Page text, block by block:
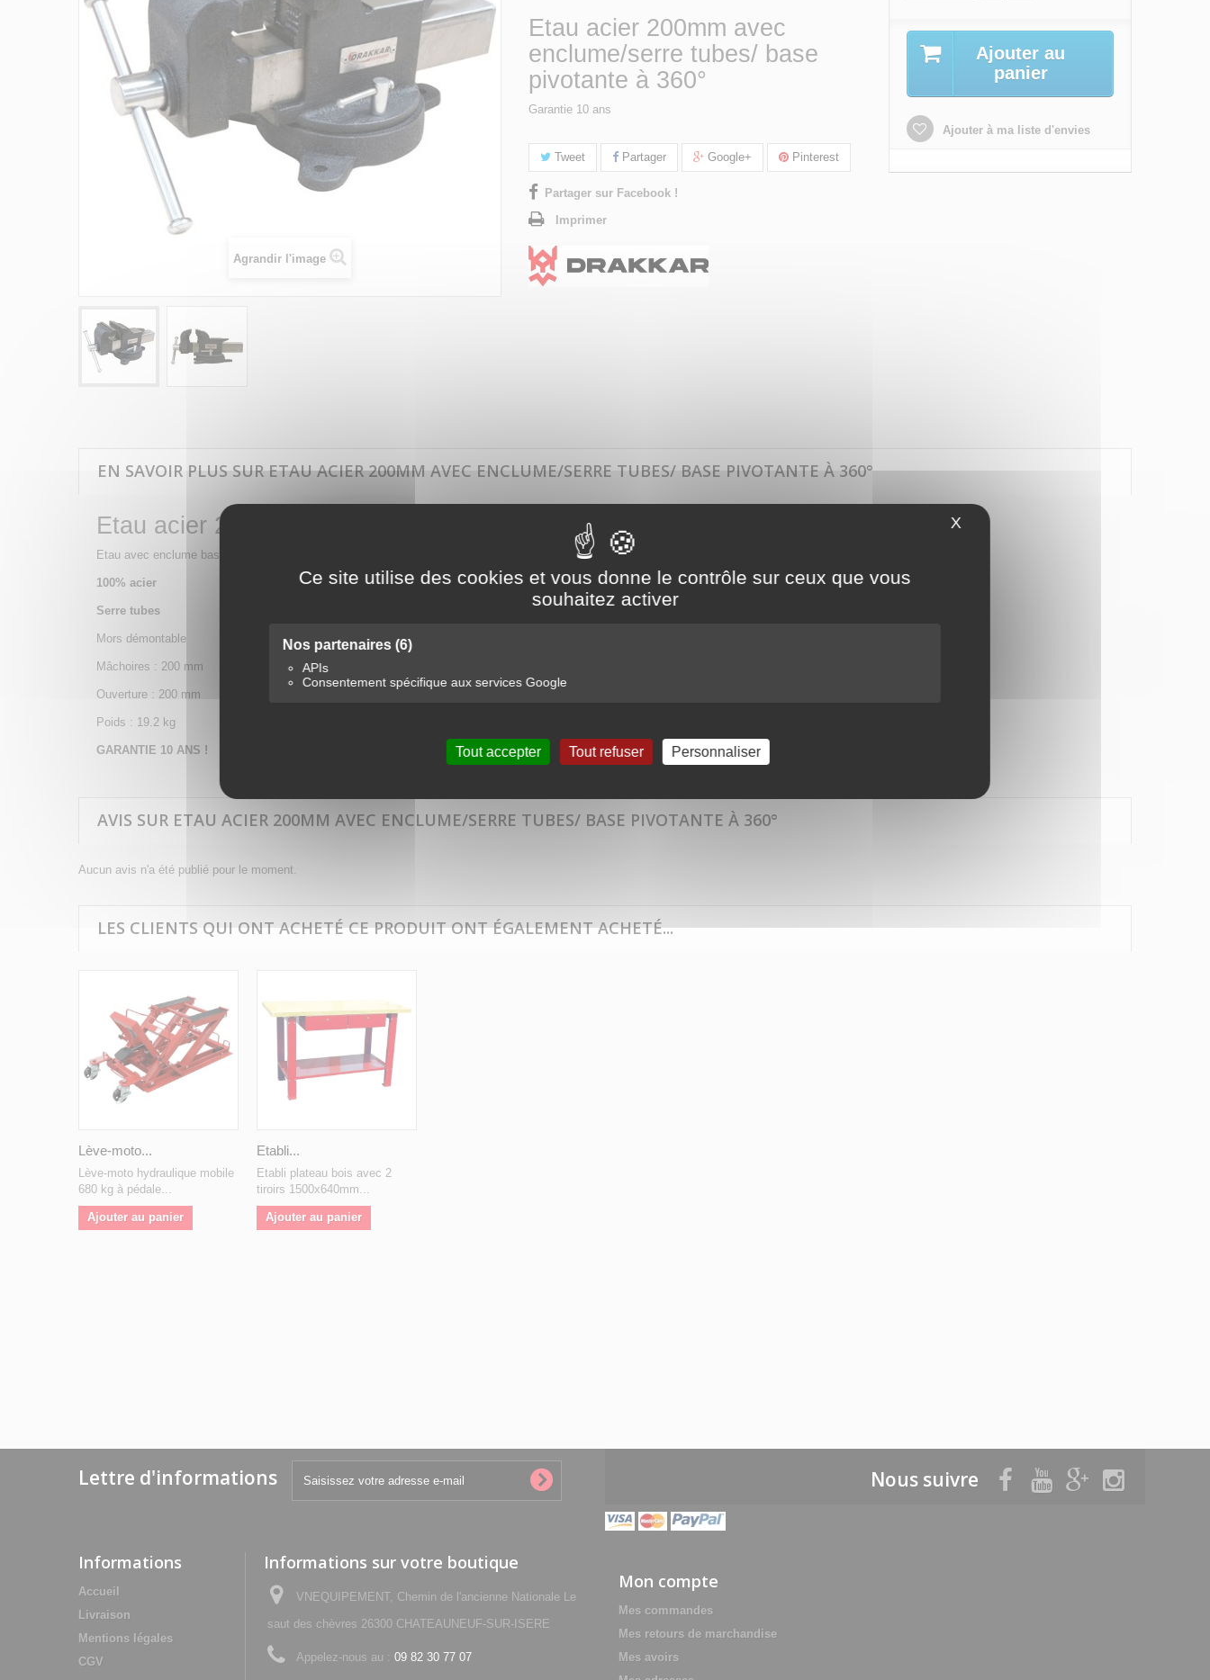
Ce site utilise des cookies et vous donne le contrôle sur ceux que vous
souhaitez activer
Nos partenaires (6)
APIs
Consentement spécifique aux services Google
Tout accepter Tout refuser Personnaliser
X Masquer le bandeau des cookies
Agrandir l'image
Etau acier 200mm avec
enclume/serre tubes/ base
pivotante à 360°
Garantie 10 ans
Tweet Partager Google+ Pinterest
Partager sur Facebook !
Imprimer
Ajouter au
panier
Ajouter à ma liste d'envies
EN SAVOIR PLUS SUR ETAU ACIER 200MM AVEC ENCLUME/SERRE TUBES/ BASE PIVOTANTE À 360°
Etau acier 200mm avec enclume/serre tubes/ base pivotante à 360°
Etau avec enclume base pivotante à 306°
100% acier
Serre tubes
Mors démontable
Mâchoires : 200 mm
Ouverture : 200 mm
Poids : 19.2 kg
GARANTIE 10 ANS !
AVIS SUR ETAU ACIER 200MM AVEC ENCLUME/SERRE TUBES/ BASE PIVOTANTE À 360°
Aucun avis n'a été publié pour le moment.
LES CLIENTS QUI ONT ACHETÉ CE PRODUIT ONT ÉGALEMENT ACHETÉ...
Lève-moto...
Lève-moto hydraulique mobile
680 kg à pédale...
Ajouter au panier
Etabli...
Etabli plateau bois avec 2
tiroirs 1500x640mm...
Ajouter au panier
Lettre d'informations Nous suivre
Informations
Accueil
Livraison
Mentions légales
CGV
Informations sur votre boutique
VNEQUIPEMENT, Chemin de l'ancienne Nationale Le
saut des chèvres 26300 CHATEAUNEUF-SUR-ISERE
Appelez-nous au : 09 82 30 77 07
Mon compte
Mes commandes
Mes retours de marchandise
Mes avoirs